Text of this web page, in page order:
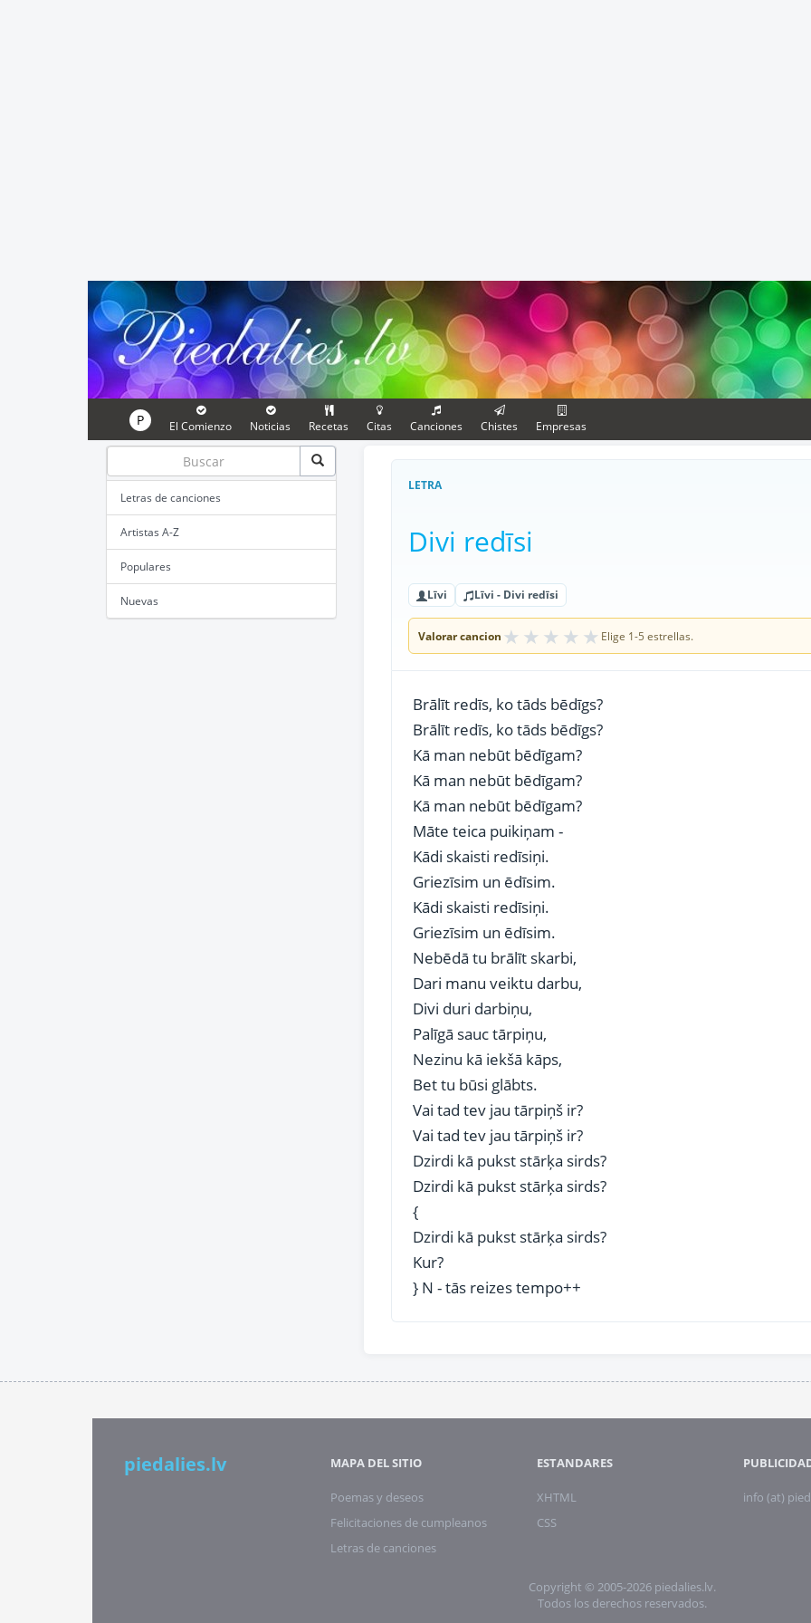
P El Comienzo Noticias Recetas Citas Canciones Chistes Empresas
Letras de canciones
Artistas A-Z
Populares
Nuevas
LETRA
Divi redīsi
Līvi Līvi - Divi redīsi
Valorar cancion ★ ★ ★ ★ ★ Elige 1-5 estrellas.
Brālīt redīs, ko tāds bēdīgs?
Brālīt redīs, ko tāds bēdīgs?
Kā man nebūt bēdīgam?
Kā man nebūt bēdīgam?
Kā man nebūt bēdīgam?
Māte teica puikiņam -
Kādi skaisti redīsiņi.
Griezīsim un ēdīsim.
Kādi skaisti redīsiņi.
Griezīsim un ēdīsim.
Nebēdā tu brālīt skarbi,
Dari manu veiktu darbu,
Divi duri darbiņu,
Palīgā sauc tārpiņu,
Nezinu kā iekšā kāps,
Bet tu būsi glābts.
Vai tad tev jau tārpiņš ir?
Vai tad tev jau tārpiņš ir?
Dzirdi kā pukst stārķa sirds?
Dzirdi kā pukst stārķa sirds?
{
Dzirdi kā pukst stārķa sirds?
Kur?
} N - tās reizes tempo++
piedalies.lv MAPA DEL SITIO
Poemas y deseos
Felicitaciones de cumpleanos
Letras de canciones
ESTANDARES
XHTML
CSS
info (at)
Copyright © 2005-2026 piedalies.lv.
Todos los derechos reservados.